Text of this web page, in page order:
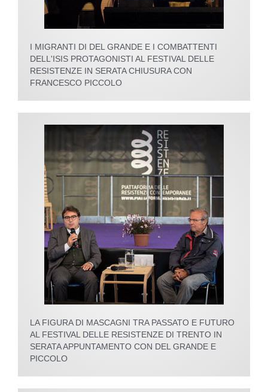
I MIGRANTI DI DEL GRANDE E I COMBATTENTI
DELL'ISIS PROTAGONISTI AL FESTIVAL DELLE
RESISTENZE IN SERATA CHIUSURA CON
FRANCESCO PICCOLO
LA FIGURA DI MASCAGNI TRA PASSATO E FUTURO
AL FESTIVAL DELLE RESISTENZE DI TRENTO IN
SERATA APPUNTAMENTO CON DEL GRANDE E
PICCOLO